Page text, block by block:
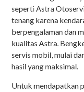
seperti Astra
tenang karena
berpengalaman dan
kualitas Astra.
servis mobil, mulai
hasil yang maksimal.
Untuk mendapatkan